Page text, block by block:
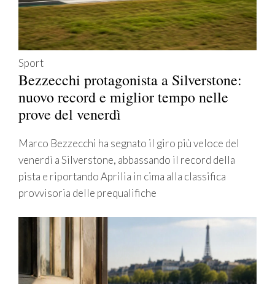
Sport
Bezzecchi protagonista a Silverstone:
nuovo record e miglior tempo nelle
prove del venerdì
Marco Bezzecchi ha segnato il giro più veloce del
venerdì a Silverstone, abbassando il record della
pista e riportando Aprilia in cima alla classifica
provvisoria delle prequalifiche